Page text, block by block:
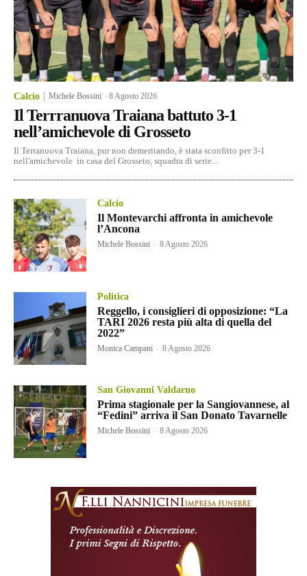
Calcio Michele Bossini -8 Agosto 2026
Il Terrranuova Traiana battuto 3-1
nell’amichevole di Grosseto
Il Terranuova Traiana, pur non demeritando, è stata sconfitto per 3-1
nell'amichevole in casa del Grosseto, squadra di serie...
Calcio
Il Montevarchi affronta in amichevole
l’Ancona
Michele Bossini - 8 Agosto 2026
Politica
Reggello, i consiglieri di opposizione: “La
TARI 2026 resta più alta di quella del
2022”
Monica Campani - 8 Agosto 2026
San Giovanni Valdarno
Prima stagionale per la Sangiovannese, al
“Fedini” arriva il San Donato Tavarnelle
Michele Bossini - 8 Agosto 2026